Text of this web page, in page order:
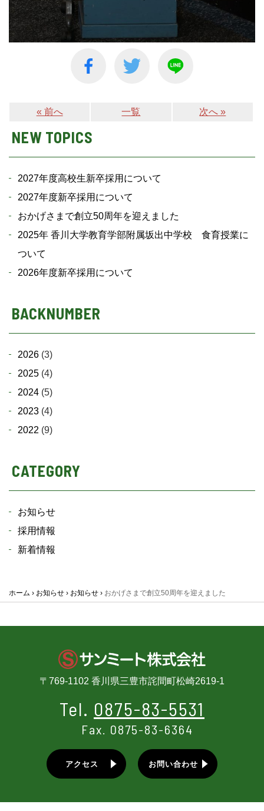
« 前へ 一覧 次へ »
NEW TOPICS
2027年度高校生新卒採用について
2027年度新卒採用について
おかげさまで創立50周年を迎えました
2025年 香川大学教育学部附属坂出中学校 食育授業に
ついて
2026年度新卒採用について
BACKNUMBER
2026 (3)
2025 (4)
2024 (5)
2023 (4)
2022 (9)
CATEGORY
お知らせ
採用情報
新着情報
ホーム お知らせ お知らせ おかげさまで創立50周年を迎えました
〒769-1102 香川県三豊市詫間町松崎2619-1
Tel. 0875-83-5531
Fax. 0875-83-6364
アクセス お問い合わせ